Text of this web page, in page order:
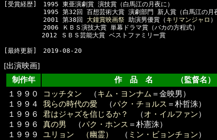
[受賞経歴]　1995 東亜演劇賞 演技賞（白馬江の月夜に）
　　　　　1995 第32回 百想芸術大賞 演劇部門 新人賞（白馬江の月
  　　　　　2001 第38回
大鐘賞映画祭 助演男優賞（ キリマンジャロ ）
  　　　　　2006 ＫＢＳ演技大賞 単幕ドラマ賞（バカの方程式）
2012 ＳＢＳ芸能大賞 ベストファミリー賞
[出演映画]
制作年
作 品 名 （監督名）
１９９０
１９９４
１９９６
１９９６
１９９９
コッチタン （キム・ヨンナム ＝金映男）
我らの時代の愛 （パク・チョルス ＝朴哲洙）
君はジャズを信じるか？
（オ・イルファン）
真の男
（パク・ホンス ＝朴憲洙）
ユリョン （幽霊）
（ ミン・ビョンチョン）